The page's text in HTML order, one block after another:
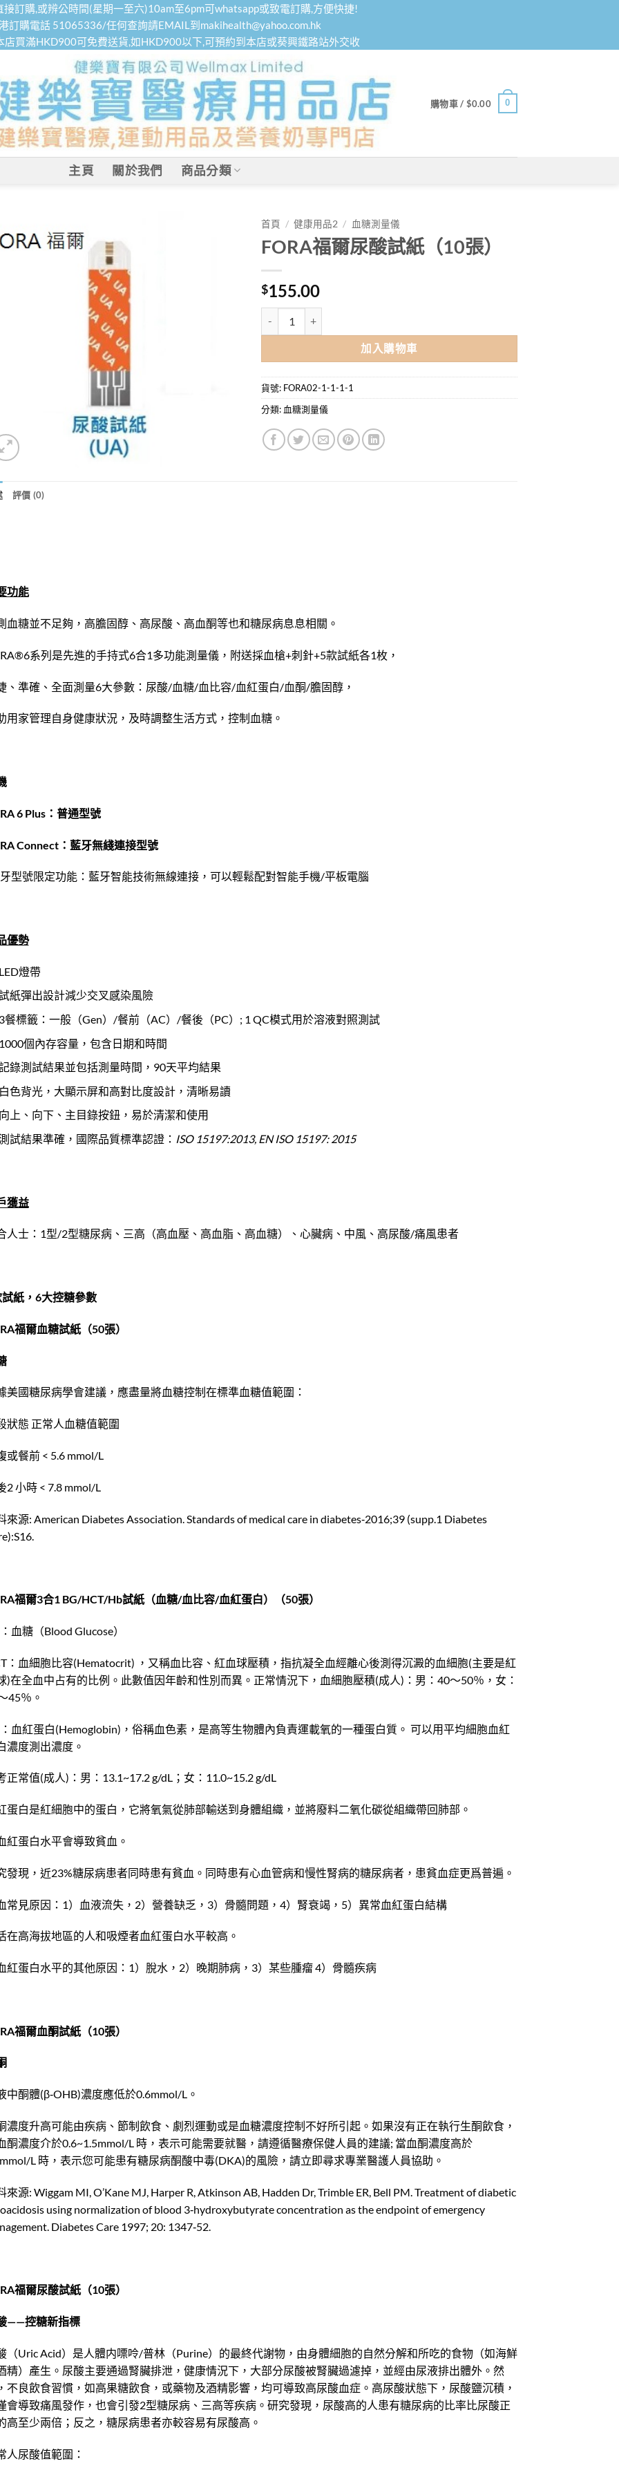
接訂購,或辨公時間(星期一至六)10am至6pm可whatsapp或致電訂購,方便快捷!
訂購電話 51065336/任何查詢請EMAIL到makihealth@yahoo.com.hk
店買滿HKD900可免費送貨,如HKD900以下,可預約到本店或葵興鐵路站外交收
購物車 / $0.00 0
主頁 關於我們 商品分類
首頁 / 健康用品2 / 血糖測量儀
FORA福爾尿酸試紙（10張）
$155.00
加入購物車
貨號: FORA02-1-1-1-1
分類: 血糖測量儀
評價 (0)
功能
血糖並不足夠，高膽固醇、高尿酸、高血酮等也和糖尿病息息相關。
系列是先進的手持式6合1多功能測量儀，附送採血槍+刺針+5款試紙各1枚，
、準確、全面測量6大參數：尿酸/血糖/血比容/血紅蛋白/血酮/膽固醇，
用家管理自身健康狀況，及時調整生活方式，控制血糖。
6 Plus：普通型號
Connect：藍牙無綫連接型號
型號限定功能：藍牙智能技術無線連接，可以輕鬆配對智能手機/平板電腦
優勢
LED燈帶
紙彈出設計減少交叉感染風險
3餐標籤：一般（Gen）/餐前（AC）/餐後（PC）; 1 QC模式用於溶液對照測試
1000個內存容量，包含日期和時間
錄測試結果並包括測量時間，90天平均結果
白色背光，大顯示屏和高對比度設計，清晰易讀
向上、向下、主目錄按鈕，易於清潔和使用
試結果準確，國際品質標準認證： ISO 15197:2013, EN ISO 15197: 2015
獲益
人士：1型/2型糖尿病、三高（高血壓、高血脂、高血糖）、心臟病、中風、高尿酸/痛風患者
紙，6大控糖參數
福爾血糖試紙（50張）
美國糖尿病學會建議，應盡量將血糖控制在標準血糖值範圍：
狀態 正常人血糖值範圍
或餐前 < 5.6 mmol/L
2 小時 < 7.8 mmol/L
來源: American Diabetes Association. Standards of medical care in diabetes‐2016;39 (supp.1 Diabetes
福爾3合1 BG/HCT/Hb試紙（血糖/血比容/血紅蛋白）（50張）
血糖（Blood Glucose）
：血細胞比容(Hematocrit) ，又稱血比容、紅血球壓積，指抗凝全血經離心後測得沉澱的血細胞(主要是紅
)在全血中占有的比例。此數值因年齡和性別而異。正常情況下，血細胞壓積(成人)：男：40～50％，女：
45％。
血紅蛋白(Hemoglobin)，俗稱血色素，是高等生物體內負責運載氧的一種蛋白質。 可以用平均細胞血紅
濃度測出濃度。
正常值(成人)：男：13.1~17.2 g/dL；女：11.0~15.2 g/dL
蛋白是紅細胞中的蛋白，它將氧氣從肺部輸送到身體組織，並將廢料二氧化碳從組織帶回肺部。
紅蛋白水平會導致貧血。
發現，近23%糖尿病患者同時患有貧血。同時患有心血管病和慢性腎病的糖尿病者，患貧血症更爲普遍。
常見原因：1）血液流失，2）營養缺乏，3）骨髓問題，4）腎衰竭，5）異常血紅蛋白結構
在高海拔地區的人和吸煙者血紅蛋白水平較高。
紅蛋白水平的其他原因：1）脫水，2）晚期肺病，3）某些腫瘤 4）骨髓疾病
福爾血酮試紙（10張）
中酮體(β‐OHB)濃度應低於0.6mmol/L。
濃度升高可能由疾病、節制飲食、劇烈運動或是血糖濃度控制不好所引起。如果沒有正在執行生酮飲食，
酮濃度介於0.6~1.5mmol/L 時，表示可能需要就醫，請遵循醫療保健人員的建議; 當血酮濃度高於
L 時，表示您可能患有糖尿病酮酸中毒(DKA)的風險，請立即尋求專業醫護人員協助。
來源: Wiggam MI, O’Kane MJ, Harper R, Atkinson AB, Hadden Dr, Trimble ER, Bell PM. Treatment of diabetic
using normalization of blood 3‐hydroxybutyrate concentration as the endpoint of emergency
Diabetes Care 1997; 20: 1347‐52.
福爾尿酸試紙（10張）
——控糖新指標
（Uric Acid）是人體内嘌呤/普林（Purine）的最終代謝物，由身體細胞的自然分解和所吃的食物（如海鮮
精）產生。尿酸主要通過腎臟排泄，健康情況下，大部分尿酸被腎臟過濾掉，並經由尿液排出體外。然
不良飲食習慣，如高果糖飲食，或藥物及酒精影響，均可導致高尿酸血症。高尿酸狀態下，尿酸鹽沉積，
會導致痛風發作，也會引發2型糖尿病、三高等疾病。研究發現，尿酸高的人患有糖尿病的比率比尿酸正
高至少兩倍；反之，糖尿病患者亦較容易有尿酸高。
人尿酸值範圍：